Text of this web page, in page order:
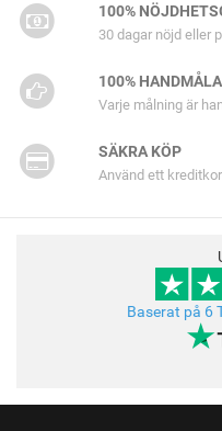
100%
30 dagar nöjd eller
100%
Varje målning är
SÄKRA KÖP
Använd ett
Baserat på 6